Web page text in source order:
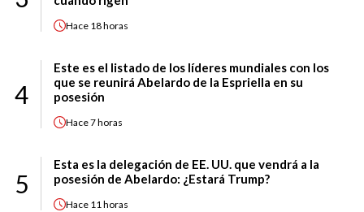
Hace 18 horas
4
Este es el listado de los líderes mundiales con los
que se reunirá Abelardo de la Espriella en su
posesión
Hace7 horas
5
Esta es la delegación de EE. UU. que vendrá a la
posesión de Abelardo: ¿Estará Trump?
Hace 11 horas